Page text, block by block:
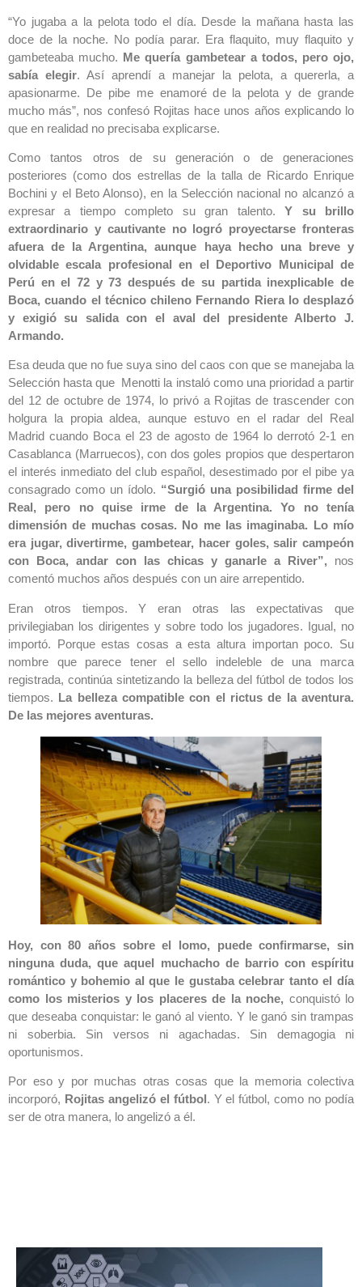
“Yo jugaba a la pelota todo el día. Desde la mañana hasta las
doce de la noche. No podía parar. Era flaquito, muy flaquito y
gambeteaba mucho. Me quería gambetear a todos, pero ojo,
sabía elegir. Así aprendí a manejar la pelota, a quererla, a
apasionarme. De pibe me enamoré de la pelota y de grande
mucho más”, nos confesó Rojitas hace unos años explicando lo
que en realidad no precisaba explicarse.
Como tantos otros de su generación o de generaciones
posteriores (como dos estrellas de la talla de Ricardo Enrique
Bochini y el Beto Alonso), en la Selección nacional no alcanzó a
expresar a tiempo completo su gran talento.Y su brillo
extraordinario y cautivante no logró proyectarse fronteras
afuera de la Argentina, aunque haya hecho una breve y
olvidable escala profesional en el Deportivo Municipal de
Perú en el 72 y 73 después de su partida inexplicable de
Boca, cuando el técnico chileno Fernando Riera lo desplazó
y exigió su salida con el aval del presidente Alberto J.
Armando.
Esa deuda que no fue suya sino del caos con que se manejaba la
Selección hasta que Menotti la instaló como una prioridad a partir
del 12 de octubre de 1974, lo privó a Rojitas de trascender con
holgura la propia aldea, aunque estuvo en el radar del Real
Madrid cuando Boca el 23 de agosto de 1964 lo derrotó 2-1 en
Casablanca (Marruecos), con dos goles propios que despertaron
el interés inmediato del club español, desestimado por el pibe ya
consagrado como un ídolo. “Surgió una posibilidad firme del
Real, pero no quise irme de la Argentina. Yo no tenía
dimensión de muchas cosas. No me las imaginaba. Lo mío
era jugar, divertirme, gambetear, hacer goles, salir campeón
con Boca, andar con las chicas y ganarle a River”, nos
comentó muchos años después con un aire arrepentido.
Eran otros tiempos. Y eran otras las expectativas que
privilegiaban los dirigentes y sobre todo los jugadores. Igual, no
importó. Porque estas cosas a esta altura importan poco. Su
nombre que parece tener el sello indeleble de una marca
registrada, continúa sintetizando la belleza del fútbol de todos los
tiempos. La belleza compatible con el rictus de la aventura.
De las mejores aventuras.
Hoy, con 80 años sobre el lomo, puede confirmarse, sin
ninguna duda, que aquel muchacho de barrio con espíritu
romántico y bohemio al que le gustaba celebrar tanto el día
como los misterios y los placeres de la noche, conquistó lo
que deseaba conquistar: le ganó al viento. Y le ganó sin trampas
ni soberbia. Sin versos ni agachadas. Sin demagogia ni
oportunismos.
Por eso y por muchas otras cosas que la memoria colectiva
incorporó, Rojitas angelizó el fútbol. Y el fútbol, como no podía
ser de otra manera, lo angelizó a él.